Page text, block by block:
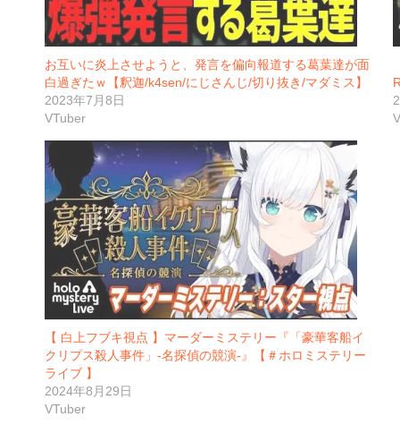
お互いに炎上させようと、発言を偏向報道する葛葉達が面
白過ぎたｗ【釈迦/k4sen/にじさんじ/切り抜き/マダミス】
2023年7月8日
VTuber
【 白上フブキ視点 】マーダーミステリー『「豪華客船イ
クリプス殺人事件」-名探偵の競演-』【＃ホロミステリー
ライブ 】
2024年8月29日
VTuber